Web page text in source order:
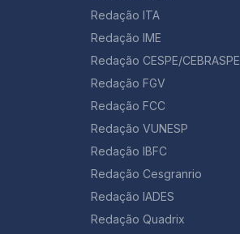
Redação ITA
Redação IME
Redação CESPE/CEBRASPE
Redação FGV
Redação FCC
Redação VUNESP
Redação IBFC
Redação Cesgranrio
Redação IADES
Redação Quadrix